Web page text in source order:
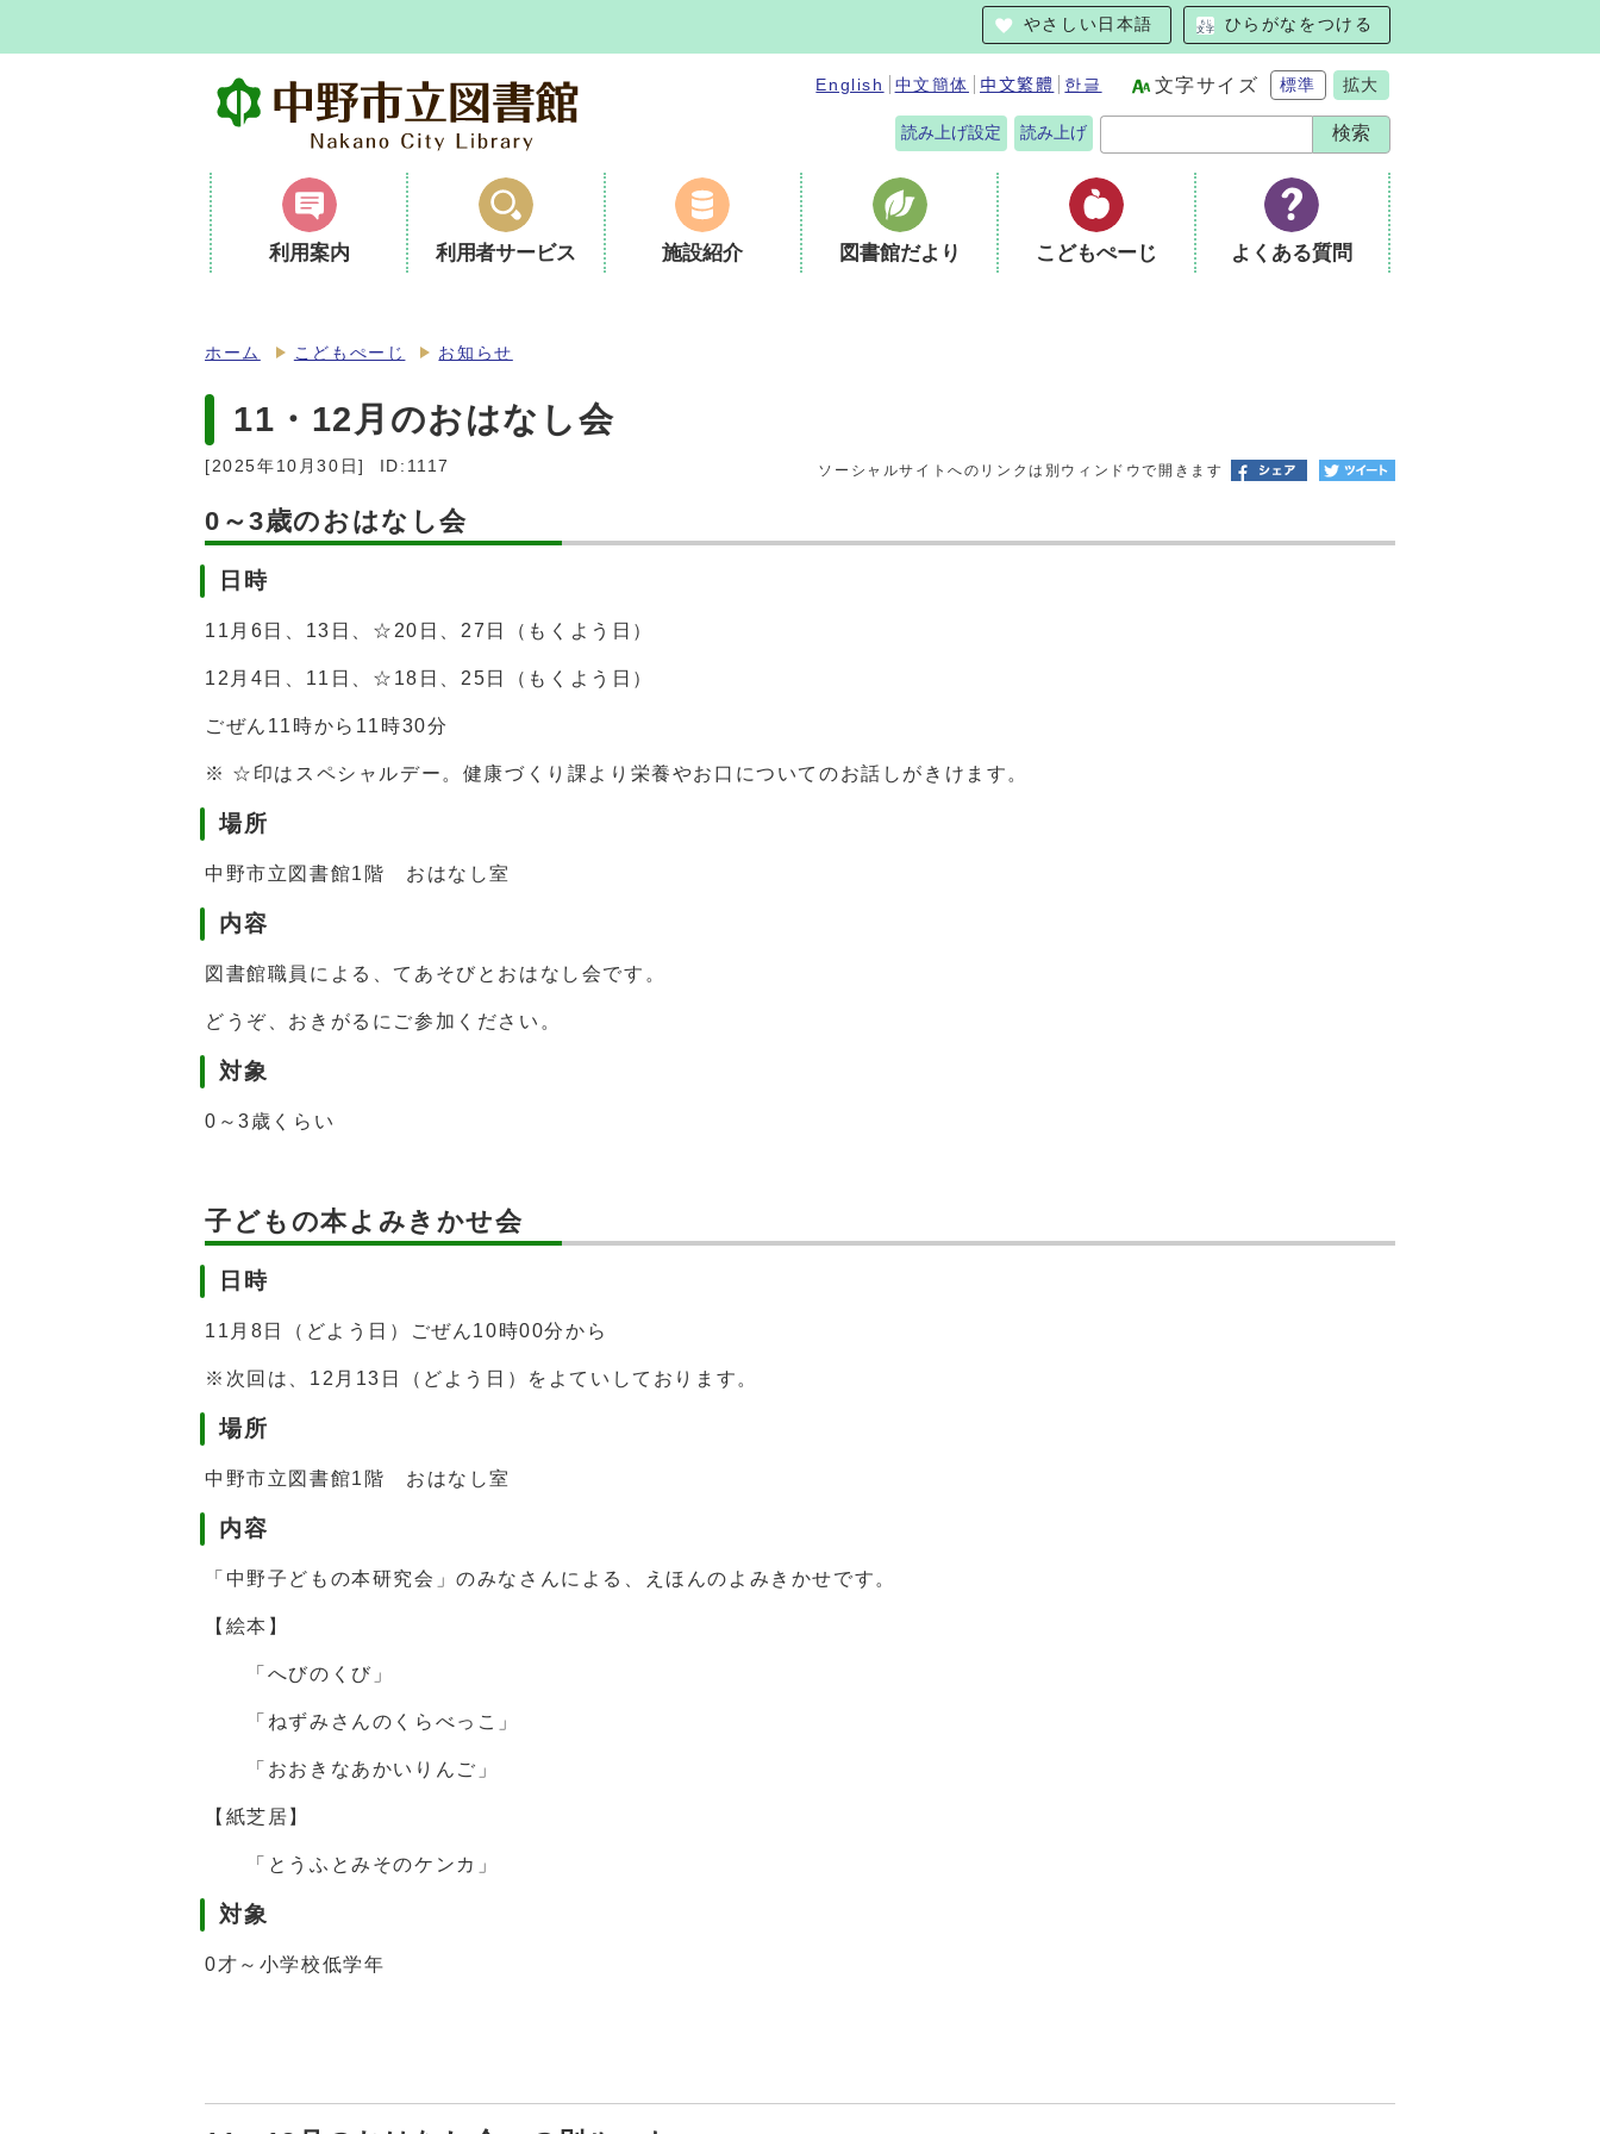
やさしい日本語 ひらがなをつける
English 中文簡体 中文繁體 한글 文字サイズ 標準 拡大
読み上げ
読み上げ設定
利用案内 利用者サービス 施設紹介 図書館だより こどもぺーじ よくある質問
ホーム こどもぺーじ お知らせ
11・12月のおはなし会
[2025年10月30日] ID:1117 ソーシャルサイトへのリンクは別ウィンドウで開きます
0～3歳のおはなし会
日時
11月6日、13日、☆20日、27日（もくよう日）
12月4日、11日、☆18日、25日（もくよう日）
ごぜん11時から11時30分
※ ☆印はスペシャルデー。健康づくり課より栄養やお口についてのお話しがきけます。
場所
中野市立図書館1階 おはなし室
内容
図書館職員による、てあそびとおはなし会です。
どうぞ、おきがるにご参加ください。
対象
0～3歳くらい
子どもの本よみきかせ会
日時
11月8日（どよう日）ごぜん10時00分から
※次回は、12月13日（どよう日）をよていしております。
場所
中野市立図書館1階 おはなし室
内容
「中野子どもの本研究会」のみなさんによる、えほんのよみきかせです。
【絵本】
「へびのくび」
「ねずみさんのくらべっこ」
「おおきなあかいりんご」
【紙芝居】
「とうふとみそのケンカ」
対象
0才～小学校低学年